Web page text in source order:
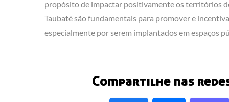
propósito de impactar positivamente os territórios
Taubaté são fundamentais para promover e
especialmente por serem implantados em espaços
Compartilhe nas